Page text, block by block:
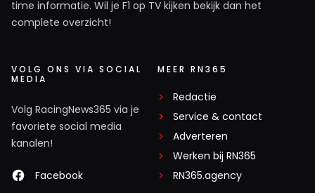
time informatie. Wil je F1 op TV kijken bekijk dan het
complete overzicht!
VOLG ONS VIA SOCIAL
MEDIA
Volg RacingNews365 via je
favoriete social media
kanalen!
Facebook
MEER RN365
Redactie
Service & contact
Adverteren
Werken bij RN365
RN365.agency